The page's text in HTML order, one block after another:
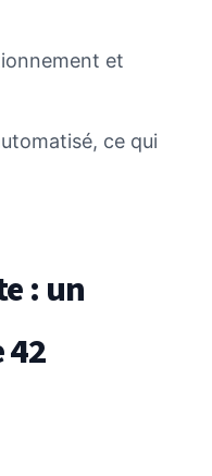
et
ce qui
: un